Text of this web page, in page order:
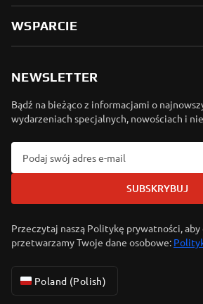
WSPARCIE
NEWSLETTER
Bądź na bieżąco z informacjami o
wydarzeniach specjalnych, nowościach i
SUBSKRYBUJ
Przeczytaj naszą Politykę prywatności,
przetwarzamy Twoje dane osobowe:
Poland (Polish)